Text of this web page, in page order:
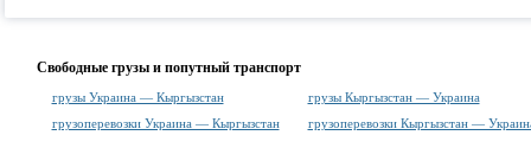
Свободные грузы и попутный транспорт
грузы Украина — Кыргызстан
грузы Кыргызстан — Украина
грузоперевозки Украина — Кыргызстан
грузоперевозки Кыргызстан —